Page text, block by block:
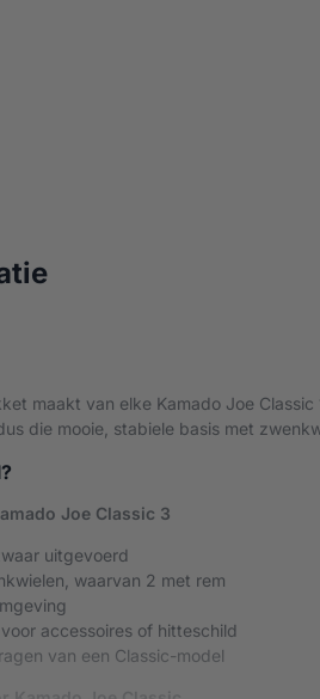
over Kamado Joe
maakt van elke Kamado Joe
die mooie, stabiele basis met
Joe Classic 3
uitgevoerd
waarvan 2 met rem
accessoires of hitteschild
van een Classic-model